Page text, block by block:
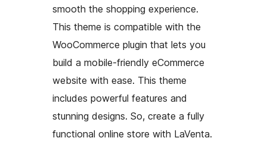
smooth the shopping experience.
This theme is compatible with the
WooCommerce plugin that lets you
build a mobile-friendly eCommerce
website with ease. This theme
includes powerful features and
stunning designs. So, create a fully
functional online store with LaVenta.